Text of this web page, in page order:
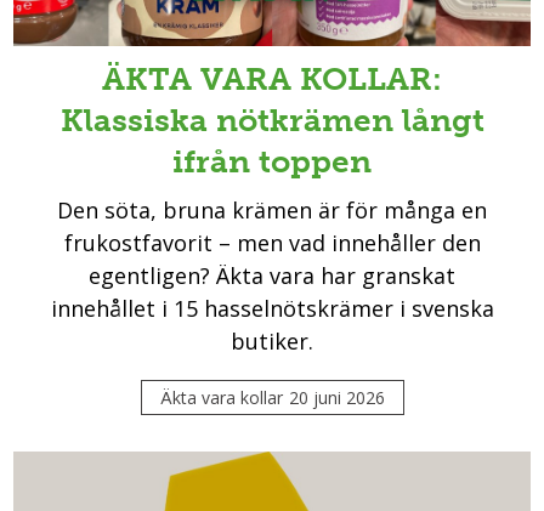
ÄKTA VARA KOLLAR:
Klassiska nötkrämen långt
ifrån toppen
Den söta, bruna krämen är för många en
frukostfavorit – men vad innehåller den
egentligen? Äkta vara har granskat
innehållet i 15 hasselnötskrämer i svenska
butiker.
Äkta vara kollar 20 juni 2026